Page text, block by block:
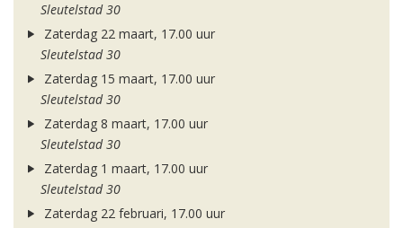
Sleutelstad 30
Zaterdag 22 maart, 17.00 uur
Sleutelstad 30
Zaterdag 15 maart, 17.00 uur
Sleutelstad 30
Zaterdag 8 maart, 17.00 uur
Sleutelstad 30
Zaterdag 1 maart, 17.00 uur
Sleutelstad 30
Zaterdag 22 februari, 17.00 uur